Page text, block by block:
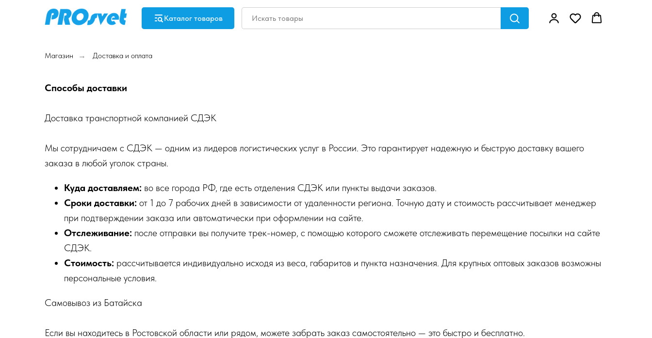
Каталог товаров
Магазин → Доставка и оплата
Способы доставки
Доставка транспортной компанией СДЭК
Мы сотрудничаем с СДЭК — одним из лидеров логистических услуг в России. Это гарантирует надежную и быструю доставку вашего
заказа в любой уголок страны.
Куда доставляем: во все города РФ, где есть отделения СДЭК или пункты выдачи заказов.
Сроки доставки: от 1 до 7 рабочих дней в зависимости от удаленности региона. Точную дату и стоимость рассчитывает менеджер
при подтверждении заказа или автоматически при оформлении на сайте.
Отслеживание: после отправки вы получите трек-номер, с помощью которого сможете отслеживать перемещение посылки на сайте
СДЭК.
Стоимость: рассчитывается индивидуально исходя из веса, габаритов и пункта назначения. Для крупных оптовых заказов возможны
персональные условия.
Самовывоз из Батайска
Если вы находитесь в Ростовской области или рядом, можете забрать заказ самостоятельно — это быстро и бесплатно.